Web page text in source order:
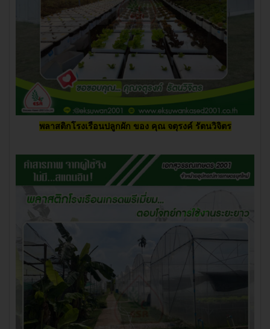
พลาสติกโรงเรือนปลูกผัก ของ คุณ จตุรงค์ รัตนวิจิตร